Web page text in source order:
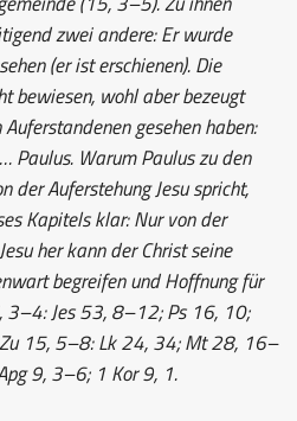
zwei andere: Er wurde
(er ist erschienen). Die
bewiesen, wohl aber bezeugt
gesehen haben:
Paulus. Warum Paulus zu den
der Auferstehung Jesu spricht,
Kapitels klar: Nur von der
her kann der Christ seine
begreifen und Hoffnung für
3–4: Jes 53, 8–12; Ps 16, 10;
15, 5–8: Lk 24, 34; Mt 28, 16–
9, 3–6; 1 Kor 9, 1.